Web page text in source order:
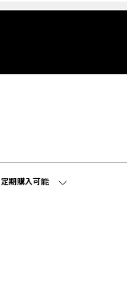
定期購入可能